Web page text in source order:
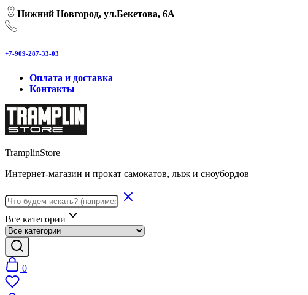
Нижний Новгород, ул.Бекетова, 6А
+7-909-287-33-03
Оплата и доставка
Контакты
TramplinStore
Интернет-магазин и прокат самокатов, лыж и сноубордов
Все категории
0